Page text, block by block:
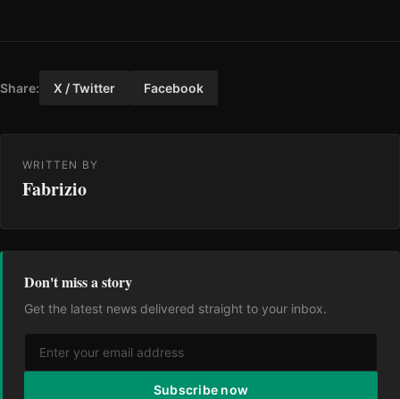
Share: X / Twitter Facebook
WRITTEN BY
Fabrizio
Don't miss a story
Get the latest news delivered straight to your inbox.
Subscribe now